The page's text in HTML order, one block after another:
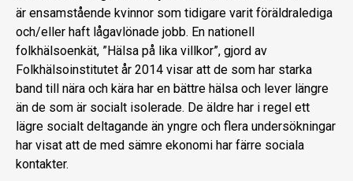
är ensamstående kvinnor som tidigare varit föräldralediga
och/eller haft lågavlönade jobb. En nationell
folkhälsoenkät, ”Hälsa på lika villkor”, gjord av
Folkhälsoinstitutet år 2014 visar att de som har starka
band till nära och kära har en bättre hälsa och lever längre
än de som är socialt isolerade. De äldre har i regel ett
lägre socialt deltagande än yngre och flera undersökningar
har visat att de med sämre ekonomi har färre sociala
kontakter.